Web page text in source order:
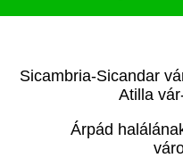
Sicambria-Sicandar
Atilla
Árpád halálának